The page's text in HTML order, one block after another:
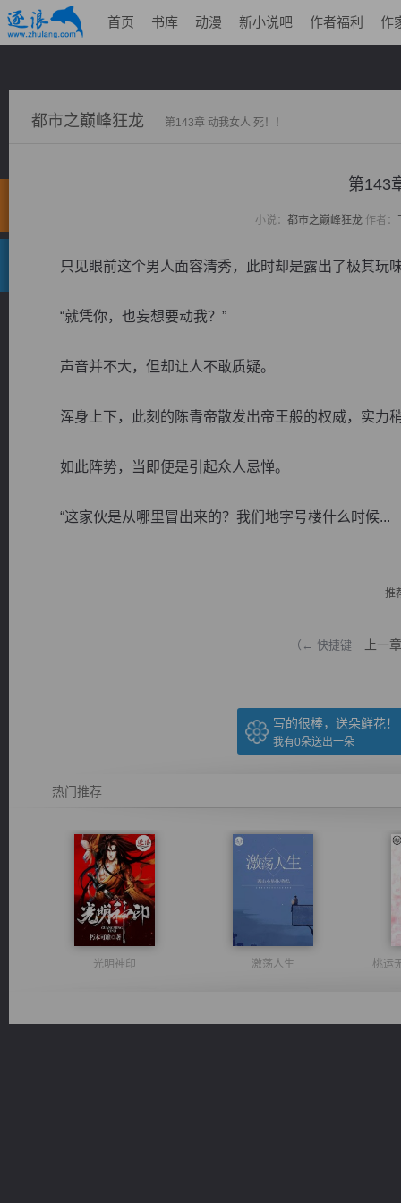
首页 书库 动漫 新小说吧 作者福利 作
都市之巅峰狂龙 第143章 动我女人 死！！
第143
小说： 都市之巅峰狂龙作者：
只见眼前这个男人面容清秀，此时却是露出了极其玩
“就凭你，也妄想要动我？”
声音并不大，但却让人不敢质疑。
浑身上下，此刻的陈青帝散发出帝王般的权威，实力
如此阵势，当即便是引起众人忌惮。
“这家伙是从哪里冒出来的？我们地字号楼什么时候...
推
（← 快捷键 上一章
写的很棒，送朵鲜花！
我有0朵送出一朵
热门推荐
光明神印 激荡人生 桃运